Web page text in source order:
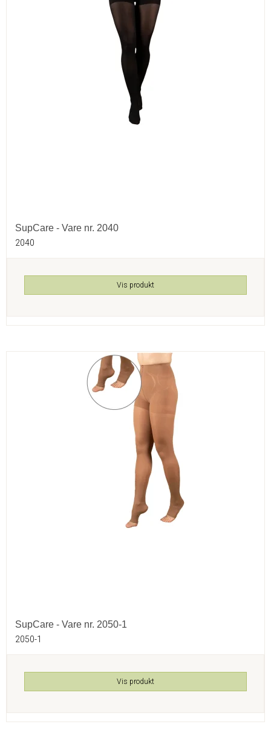
SupCare - Vare nr. 2040
2040
Vis produkt
SupCare - Vare nr. 2050-1
2050-1
Vis produkt